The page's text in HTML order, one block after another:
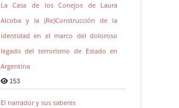
La Casa de los Conejos de Laura
Alcoba y la (Re)Construcción de la
identidad en el marco del doloroso
legado del terrorismo de Estado en
Argentina
153
El narrador y sus saberes